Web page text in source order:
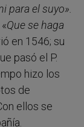
para el suyo».
Que se haga
en 1546; su
pasó el P.
hizo los
de
ellos se